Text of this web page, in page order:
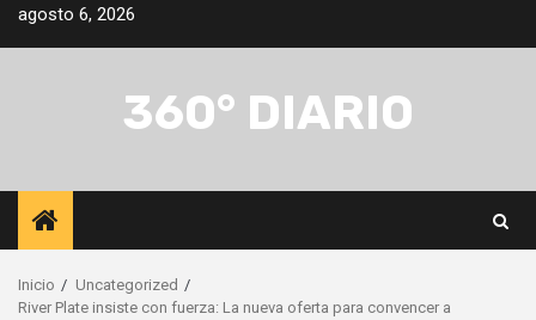
Saltar
agosto 6, 2026
360° DIARIO
Inicio
Uncategorized
River Plate insiste con fuerza: La nueva oferta para convencer a